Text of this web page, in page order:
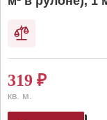
319 ₽
кв. м.